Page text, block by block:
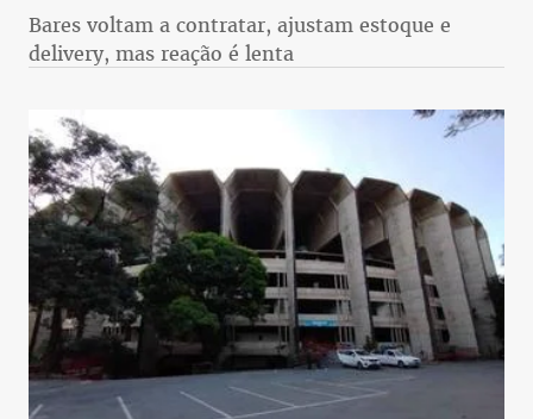
Bares voltam a contratar, ajustam estoque e
delivery, mas reação é lenta